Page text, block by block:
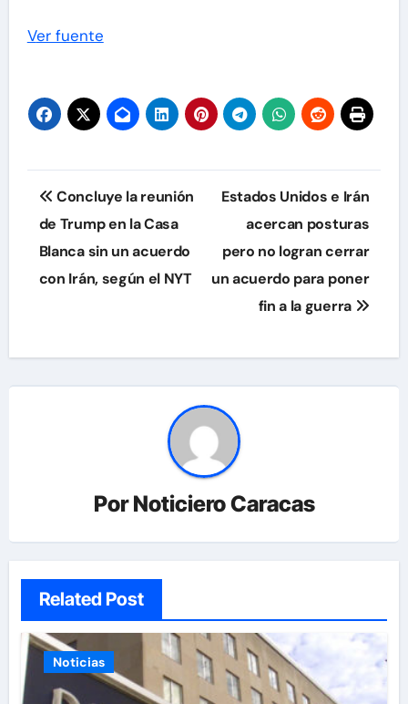
Ver fuente
Navegación
de
entradas
Concluye la reunión
de Trump en la Casa
Blanca sin un acuerdo
con Irán, según el NYT
Estados Unidos e Irán
acercan posturas
pero no logran cerrar
un acuerdo para poner
fin a la guerra
PorNoticiero Caracas
Related Post
Noticias